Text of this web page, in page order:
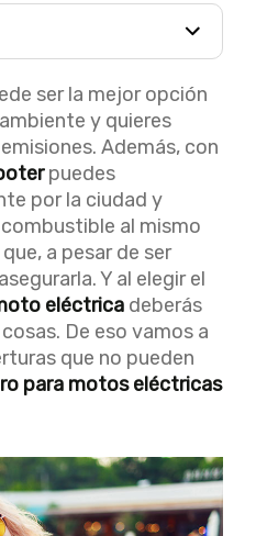
ser la mejor opción
y quieres
Además, con
puedes
por la ciudad y
al mismo
a pesar de ser
Y al elegir el
eléctrica deberás
De eso vamos a
que no pueden
para motos eléctricas